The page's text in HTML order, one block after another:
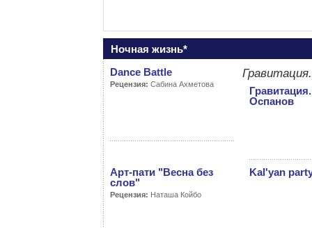
Ночная жизнь*
Dance Battle
Рецензия: Сабина Ахметова
Оспанов
Арт-пати "Весна без
слов"
Рецензия: Наташа Койбо
Kal'yan